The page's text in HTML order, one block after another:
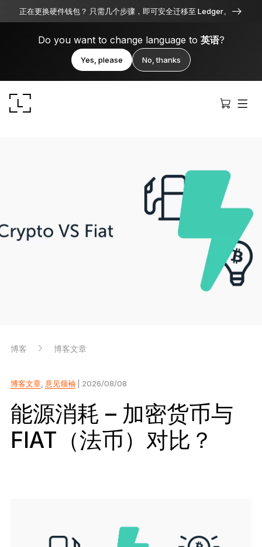
正在更换硬件钱包？ 只需几个步骤，即可安全迁移至 Ledger。
Do you want to change language to 英语?
Yes, please No, thanks
可靠的备份保护
选购所有商品
恢复解决方案
博客 博客文章
博客文章, 意见领袖 | 2026/08/08
能源消耗 – 加密货币与
FIAT（法币）对比？